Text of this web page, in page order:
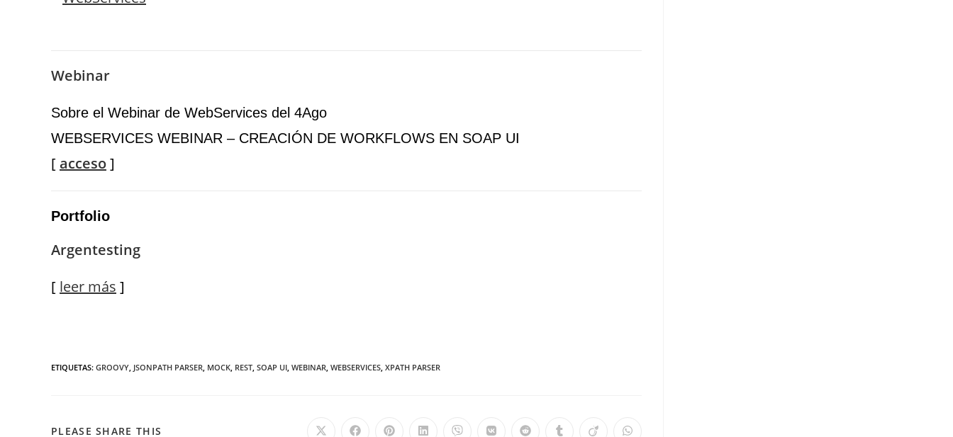
Webinar
Sobre el Webinar de WebServices del 4Ago
WEBSERVICES WEBINAR – CREACIÓN DE WORKFLOWS EN SOAP UI
[ acceso]
Portfolio
Argentesting
[ leer más ]
ETIQUETAS: GROOVY, JSONPATH PARSER, MOCK, REST, SOAP UI, WEBINAR, WEBSERVICES, XPATH PARSER
PLEASE SHARE THIS